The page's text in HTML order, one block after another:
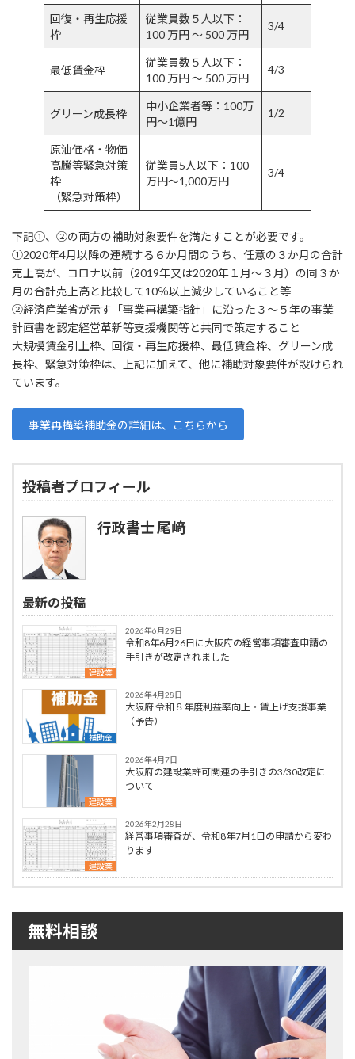
回復・再生応援
枠
従業員数５人以下：
100 万円 ～ 500 万円
3/4
最低賃金枠
従業員数５人以下：
100 万円 ～ 500 万円
4/3
グリーン成長枠
中小企業者等：100万
円～1億円
1/2
原油価格・物価
高騰等緊急対策
枠
（緊急対策枠）
従業員5人以下：100
万円～1,000万円
3/4
下記①、②の両方の補助対象要件を満たすことが必要です。
①2020年4月以降の連続する６か月間のうち、任意の３か月の合計
売上高が、コロナ以前（2019年又は2020年１月～３月）の同３か
月の合計売上高と比較して10％以上減少していること等
②経済産業省が示す「事業再構築指針」に沿った３～５年の事業
計画書を認定経営革新等支援機関等と共同で策定すること
大規模賃金引上枠、回復・再生応援枠、最低賃金枠、グリーン成
長枠、緊急対策枠は、上記に加えて、他に補助対象要件が設けられ
ています。
事業再構築補助金の詳細は、こちらから
投稿者プロフィール
行政書士 尾﨑
最新の投稿
建設業
2026年6月29日
令和8年6月26日に大阪府の経営事項審査申請の
手引きが改定されました
補助金
2026年4月28日
大阪府 令和８年度利益率向上・賃上げ支援事業
（予告）
建設業
2026年4月7日
大阪府の建設業許可関連の手引きの3/30改定に
ついて
建設業
2026年2月28日
経営事項審査が、令和8年7月1日の申請から変わ
ります
無料相談